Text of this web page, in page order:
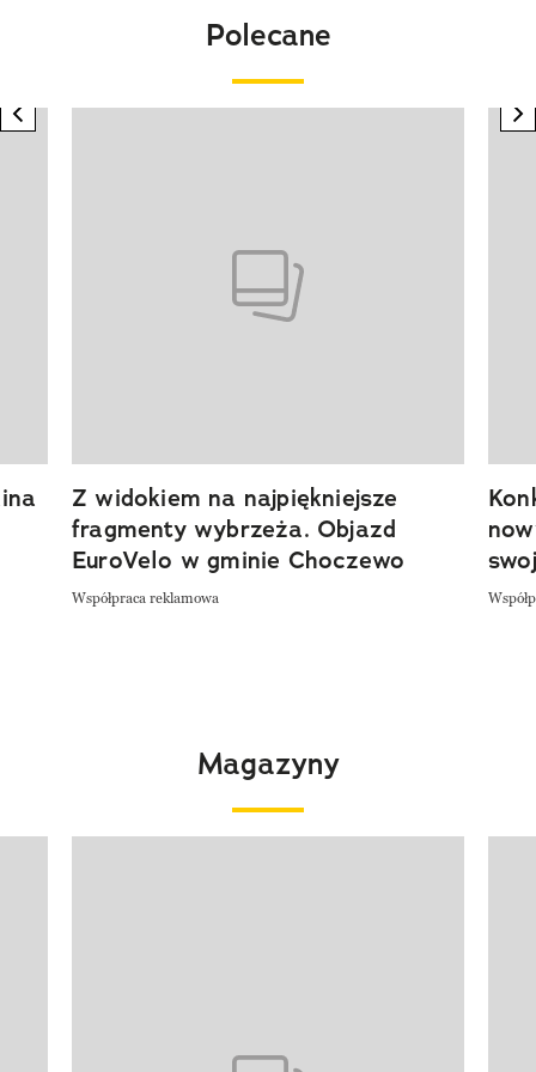
Polecane
previous element
Z widokiem na najpiękniejsze
fragmenty wybrzeża. Objazd
EuroVelo w gminie Choczewo
Współpraca reklamowa
Magazyny